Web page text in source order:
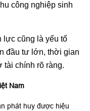
công nghiệp sinh
lực cũng là yếu tố
đầu tư lớn, thời gian
tài chính rõ ràng.
Nam
phát huy được hiệu